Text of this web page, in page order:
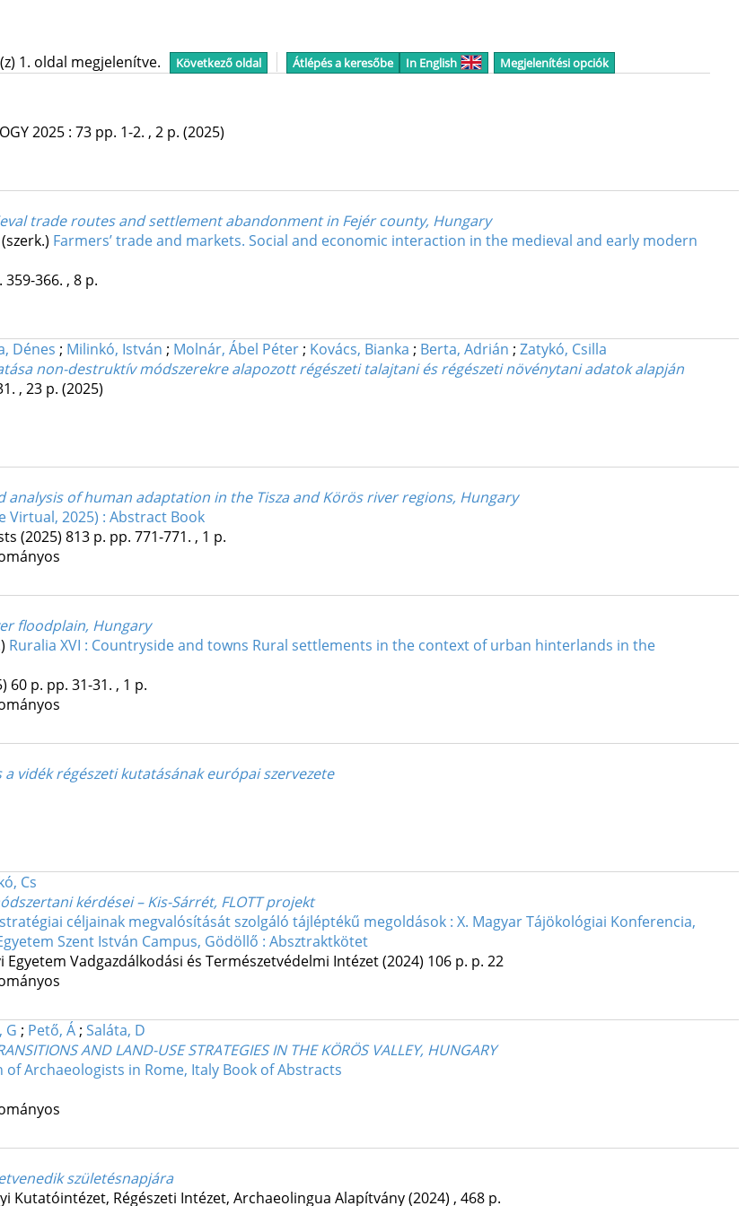
1. oldal megjelenítve. Következő oldal Átlépés a keresőbe In English Megjelenítési opciók
2025: 73 pp. 1-2. , 2 p. (2025)
trade routes and settlement abandonment in Fejér county, Hungary
Farmers’ trade and markets. Social and economic interaction in the medieval and early modern
359-366. , 8 p.
Dénes ; Milinkó, István ; Molnár, Ábel Péter; Kovács, Bianka ; Berta, Adrián ; Zatykó, Csilla
non-destruktív módszerekre alapozott régészeti talajtani és régészeti növénytani adatok alapján
, 23 p. (2025)
analysis of human adaptation in the Tisza and Körös river regions, Hungary
Virtual, 2025) : Abstract Book
(2025) 813 p. pp. 771-771. , 1 p.
floodplain, Hungary
Ruralia XVI : Countryside and towns Rural settlements in the context of urban hinterlands in the
60 p. pp. 31-31. , 1 p.
vidék régészeti kutatásának európai szervezete
Cs
kérdései – Kis-Sárrét, FLOTT projekt
céljainak megvalósítását szolgáló tájléptékű megoldások : X. Magyar Tájökológiai Konferencia,
Szent István Campus, Gödöllő : Absztraktkötet
Vadgazdálkodási és Természetvédelmi Intézet(2024) 106 p. p. 22
G ; Pető, Á; Saláta, D
AND LAND-USE STRATEGIES IN THE KÖRÖS VALLEY, HUNGARY
Archaeologists in Rome, Italy Book of Abstracts
születésnapjára
Kutatóintézet, Régészeti Intézet, Archaeolingua Alapítvány(2024) , 468 p.